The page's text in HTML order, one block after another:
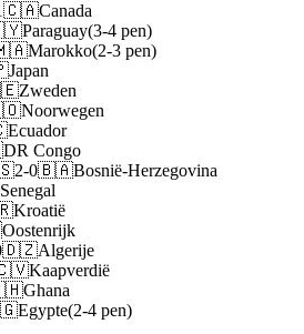
🇨🇦Canada
Paraguay(3-4 pen)
Marokko(2-3 pen)
Japan
Zweden
Noorwegen
Ecuador
DR Congo
2-0🇧🇦Bosnië-Herzegovina
Senegal
Kroatië
Oostenrijk
🇩🇿Algerije
Kaapverdië
Ghana
Egypte(2-4 pen)